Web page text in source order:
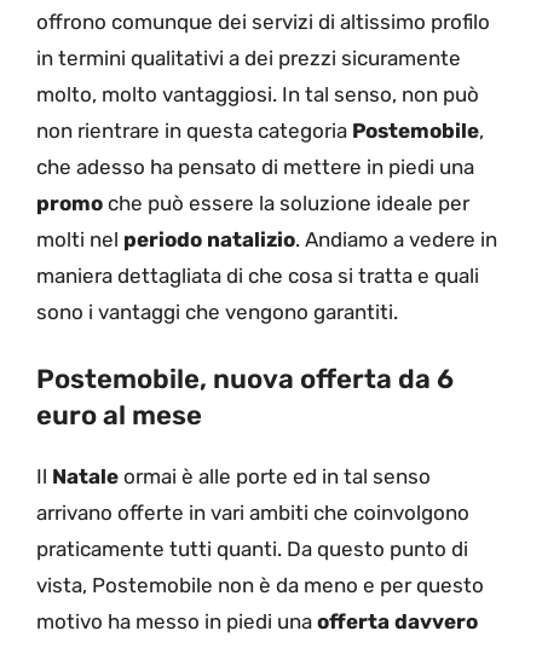
offrono comunque dei servizi di altissimo profilo
in termini qualitativi a dei prezzi sicuramente
molto, molto vantaggiosi. In tal senso, non può
non rientrare in questa categoria Postemobile,
che adesso ha pensato di mettere in piedi una
promo che può essere la soluzione ideale per
molti nel periodo natalizio. Andiamo a vedere in
maniera dettagliata di che cosa si tratta e quali
sono i vantaggi che vengono garantiti.
Postemobile, nuova offerta da 6
euro al mese
Il Natale ormai è alle porte ed in tal senso
arrivano offerte in vari ambiti che coinvolgono
praticamente tutti quanti. Da questo punto di
vista, Postemobile non è da meno e per questo
motivo ha messo in piedi una offerta davvero